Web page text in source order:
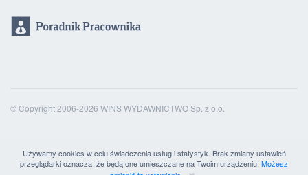
© Copyright 2006-2026 WINS WYDAWNICTWO Sp. z o.o.
Używamy cookies w celu świadczenia usług i statystyk. Brak zmiany ustawień
przeglądarki oznacza, że będą one umieszczane na Twoim urządzeniu. Możesz